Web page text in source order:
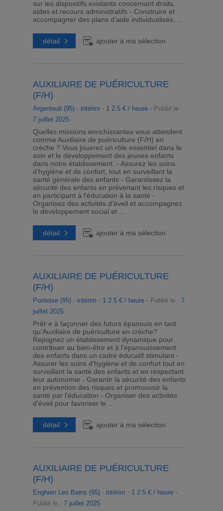
sur les dispositifs existants concernant droits,
aides et recours administratifs - Construire et
accompagner des plans d'aide individualisés, ...
détail ajouter à ma sélection
AUXILIAIRE DE PUÉRICULTURE
(F/H)
Argenteuil (95)- intérim - 1 2.5 € / heure - Publié le :
7 juillet 2025
Quelles missions enrichissantes vous attendent
comme Auxiliaire de puériculture (F/H) en
crèche ? Vous jouerez un rôle essentiel dans le
soin et le développement des jeunes enfants
dans notre établissement. - Assurez les soins
d'hygiène et de confort, tout en surveillant la
santé générale des enfants - Garantissez la
sécurité des enfants en prévenant les risques et
en participant à l'éducation à la santé -
Organisez des activités d'éveil et accompagnez
le développement social et ...
détail ajouter à ma sélection
AUXILIAIRE DE PUÉRICULTURE
(F/H)
Pontoise (95)- intérim - 1 2.5 € / heure - Publié le : 7
juillet 2025
Prêt·e à façonner des futurs épanouis en tant
qu'Auxiliaire de puériculture en crèche?
Rejoignez un établissement dynamique pour
contribuer au bien-être et à l'épanouissement
des enfants dans un cadre éducatif stimulant -
Assurer les soins d'hygiène et de confort tout en
surveillant la santé des enfants et en respectant
leur autonomie - Garantir la sécurité des enfants
en prévention des risques et promouvoir la
santé par l'éducation - Organiser des activités
d'éveil pour favoriser le ...
détail ajouter à ma sélection
AUXILIAIRE DE PUÉRICULTURE
(F/H)
Enghien Les Bains (95)- intérim - 1 2.5 € / heure -
Publié le : 7 juillet 2025